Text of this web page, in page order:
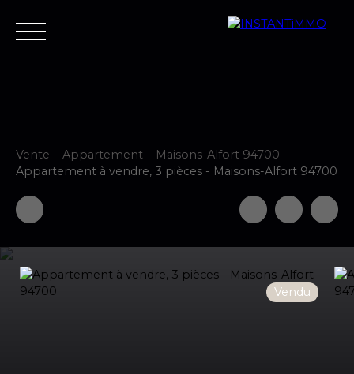
Accueil Estimer Vendre Acheter Neuf
Vente Appartement
Maisons-Alfort 94700
Appartement à vendre, 3 pièces - Maisons-Alfort 94700
Vendu